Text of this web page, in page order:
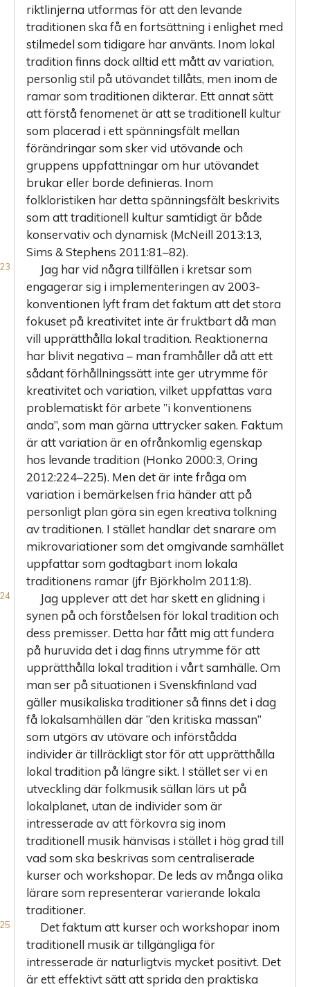
riktlinjerna utformas för att den levande
traditionen ska få en fortsättning i enlighet med
stilmedel som tidigare har använts. Inom lokal
tradition finns dock alltid ett mått av variation,
personlig stil på utövandet tillåts, men inom de
ramar som traditionen dikterar. Ett annat sätt
att förstå fenomenet är att se traditionell kultur
som placerad i ett spänningsfält mellan
förändringar som sker vid utövande och
gruppens uppfattningar om hur utövandet
brukar eller borde definieras. Inom
folkloristiken har detta spänningsfält beskrivits
som att traditionell kultur samtidigt är både
konservativ och dynamisk (McNeill 2013:13,
Sims & Stephens 2011:81–82).
Jag har vid några tillfällen i kretsar som
engagerar sig i implementeringen av 2003-
konventionen lyft fram det faktum att det stora
fokuset på kreativitet inte är fruktbart då man
vill upprätthålla lokal tradition. Reaktionerna
har blivit negativa – man framhåller då att ett
sådant förhållningssätt inte ger utrymme för
kreativitet och variation, vilket uppfattas vara
problematiskt för arbete ”i konventionens
anda”, som man gärna uttrycker saken. Faktum
är att variation är en ofrånkomlig egenskap
hos levande tradition (Honko 2000:3, Oring
2012:224–225). Men det är inte fråga om
variation i bemärkelsen fria händer att på
personligt plan göra sin egen kreativa tolkning
av traditionen. I stället handlar det snarare om
mikrovariationer som det omgivande samhället
uppfattar som godtagbart inom lokala
traditionens ramar (jfr Björkholm 2011:8).
Jag upplever att det har skett en glidning i
synen på och förståelsen för lokal tradition och
dess premisser. Detta har fått mig att fundera
på huruvida det i dag finns utrymme för att
upprätthålla lokal tradition i vårt samhälle. Om
man ser på situationen i Svenskfinland vad
gäller musikaliska traditioner så finns det i dag
få lokalsamhällen där ”den kritiska massan”
som utgörs av utövare och införstådda
individer är tillräckligt stor för att upprätthålla
lokal tradition på längre sikt. I stället ser vi en
utveckling där folkmusik sällan lärs ut på
lokalplanet, utan de individer som är
intresserade av att förkovra sig inom
traditionell musik hänvisas i stället i hög grad till
vad som ska beskrivas som centraliserade
kurser och workshopar. De leds av många olika
lärare som representerar varierande lokala
traditioner.
Det faktum att kurser och workshopar inom
traditionell musik är tillgängliga för
intresserade är naturligtvis mycket positivt. Det
är ett effektivt sätt att sprida den praktiska